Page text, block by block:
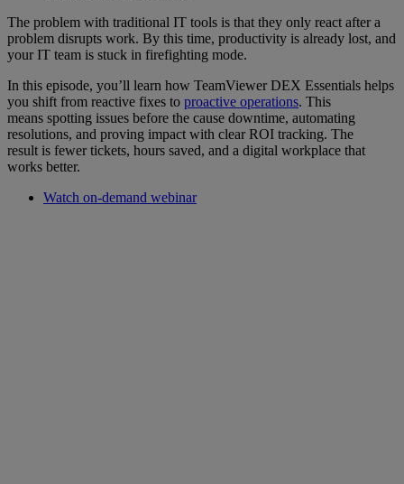
The problem with traditional IT tools is that they only react after a
problem disrupts work. By this time, productivity is already lost, and
your IT team is stuck in firefighting mode.
In this episode, you’ll learn how TeamViewer DEX Essentials helps
you shift from reactive fixes to proactive operations. This
means spotting issues before the cause downtime, automating
resolutions, and proving impact with clear ROI tracking. The
result is fewer tickets, hours saved, and a digital workplace that
works better.
Watch on-demand webinar